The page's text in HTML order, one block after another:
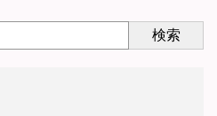
検索